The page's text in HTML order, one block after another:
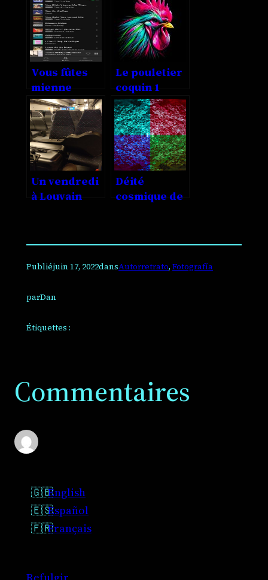
Vous fûtes
mienne
Le pouletier
coquin 1
Un vendredi
à Louvain
Déité
cosmique de
Publiéjuin 17, 2022dansAutorretrato, Fotografía
parDan
Étiquettes :
Commentaires
English
Español
Français